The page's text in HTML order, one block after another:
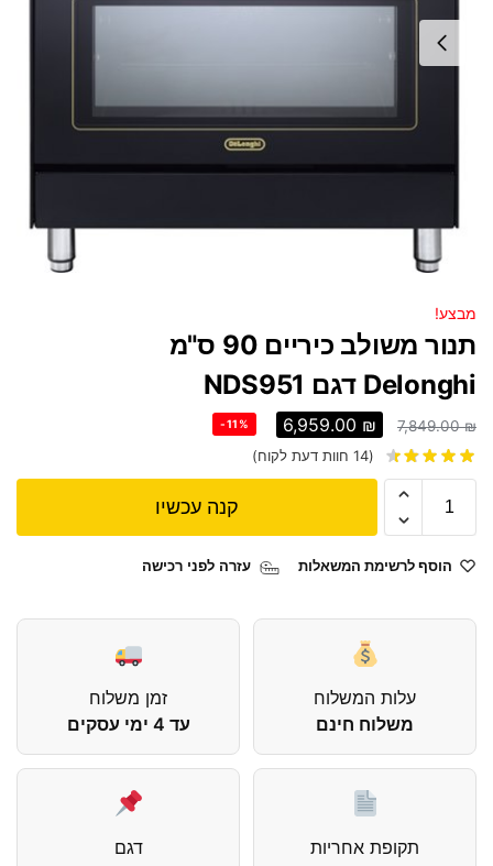
מבצע!
תנור משולב כיריים 90 ס"מ
Delonghi דגם NDS951
7,849.00₪
6,959.00 ₪
-11%
(
14 חוות דעת לקוח)
קנה עכשיו
הוסף לרשימת המשאלות עזרה לפני רכישה
עלות המשלוח
משלוח חינם
זמן משלוח
עד 4 ימי עסקים
תקופת אחריות
דגם